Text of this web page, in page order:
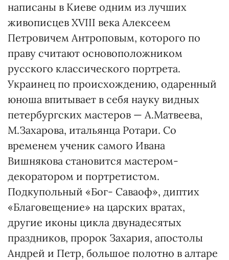
написаны в Киеве одним из лучших
живописцев XVIII века Алексеем
Петровичем Антроповым, которого по
праву считают основоположником
русского классического портрета.
Украинец по происхождению, одаренный
юноша впитывает в себя науку видных
петербургских мастеров — А.Матвеева,
М.Захарова, итальянца Ротари. Со
временем ученик самого Ивана
Вишнякова становится мастером-
декоратором и портретистом.
Подкупольный «Бог- Саваоф», диптих
«Благовещение» на царских вратах,
другие иконы цикла двунадесятых
праздников, пророк Захария, апостолы
Андрей и Петр, большое полотно в алтаре